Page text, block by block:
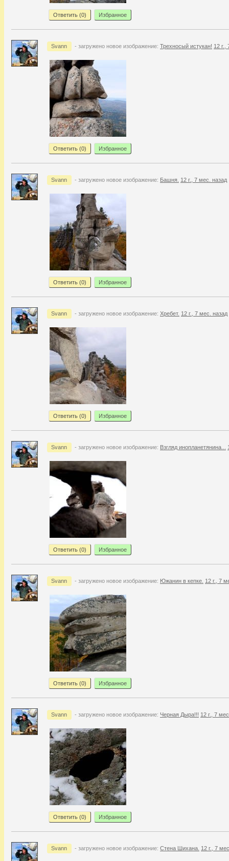
Ответить (0) Избранное
Svann - загружено новое изображение: Трехносый истукан! 12 г.,
Ответить (0) Избранное
Svann - загружено новое изображение: Башня. 12 г., 7 мес. назад
Ответить (0) Избранное
Svann - загружено новое изображение: Хребет. 12 г., 7 мес. назад
Ответить (0) Избранное
Svann - загружено новое изображение: Взгляд инопланетянина...
Ответить (0) Избранное
Svann - загружено новое изображение: Южанин в кепке. 12 г., 7
Ответить (0) Избранное
Svann - загружено новое изображение: Черная Дыра!!! 12 г., 7
Ответить (0) Избранное
Svann - загружено новое изображение: Стена Шихана. 12 г., 7